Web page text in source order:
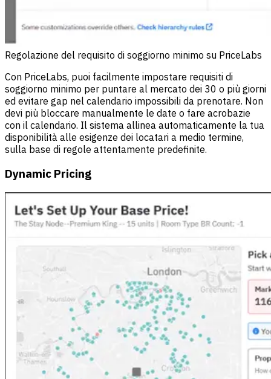
Regolazione del requisito di soggiorno minimo su PriceLabs
Con PriceLabs, puoi facilmente impostare requisiti di
soggiorno minimo per puntare al mercato dei 30 o più giorni
ed evitare gap nel calendario impossibili da prenotare. Non
devi più bloccare manualmente le date o fare acrobazie
con il calendario. Il sistema allinea automaticamente la tua
disponibilità alle esigenze dei locatari a medio termine,
sulla base di regole attentamente predefinite.
Dynamic Pricing